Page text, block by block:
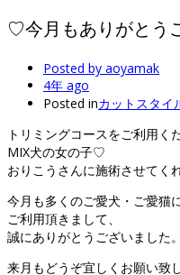
♡今月もありがとう
Posted by aoyamak
4年 ago
Posted inカットスタイ
トリミングコースをご利用く
MIX犬の女の子♡
おりこうさんに施術させてく
今月も多くのご愛犬・ご愛猫
ご利用頂きまして、
誠にありがとうございました。
来月もどうぞ宜しくお願い致